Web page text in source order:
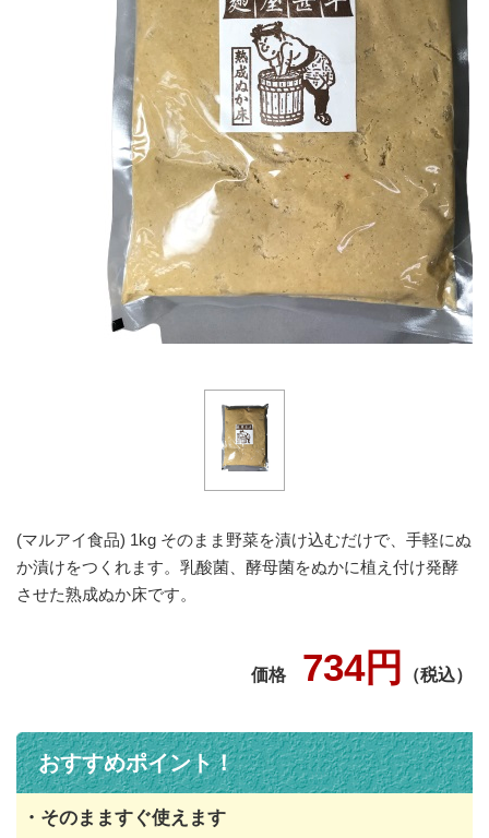
(マルアイ食品) 1kg そのまま野菜を漬け込むだけで、手軽にぬ
か漬けをつくれます。乳酸菌、酵母菌をぬかに植え付け発酵
させた熟成ぬか床です。
価格 734円 （税込）
おすすめポイント！
・そのまますぐ使えます